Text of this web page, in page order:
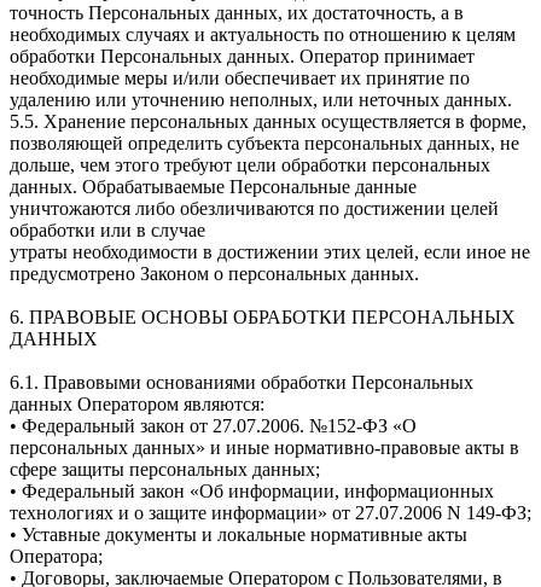
точность Персональных данных, их достаточность, а в
необходимых случаях и актуальность по отношению к целям
обработки Персональных данных. Оператор принимает
необходимые меры и/или обеспечивает их принятие по
удалению или уточнению неполных, или неточных данных.
5.5. Хранение персональных данных осуществляется в форме,
позволяющей определить субъекта персональных данных, не
дольше, чем этого требуют цели обработки персональных
данных. Обрабатываемые Персональные данные
уничтожаются либо обезличиваются по достижении целей
обработки или в случае
утраты необходимости в достижении этих целей, если иное не
предусмотрено Законом о персональных данных.
6. ПРАВОВЫЕ ОСНОВЫ ОБРАБОТКИ ПЕРСОНАЛЬНЫХ
ДАННЫХ
6.1. Правовыми основаниями обработки Персональных
данных Оператором являются:
• Федеральный закон от 27.07.2006. №152-ФЗ «О
персональных данных» и иные нормативно-правовые акты в
сфере защиты персональных данных;
• Федеральный закон «Об информации, информационных
технологиях и о защите информации» от 27.07.2006 N 149-ФЗ;
• Уставные документы и локальные нормативные акты
Оператора;
• Договоры, заключаемые Оператором с Пользователями, в